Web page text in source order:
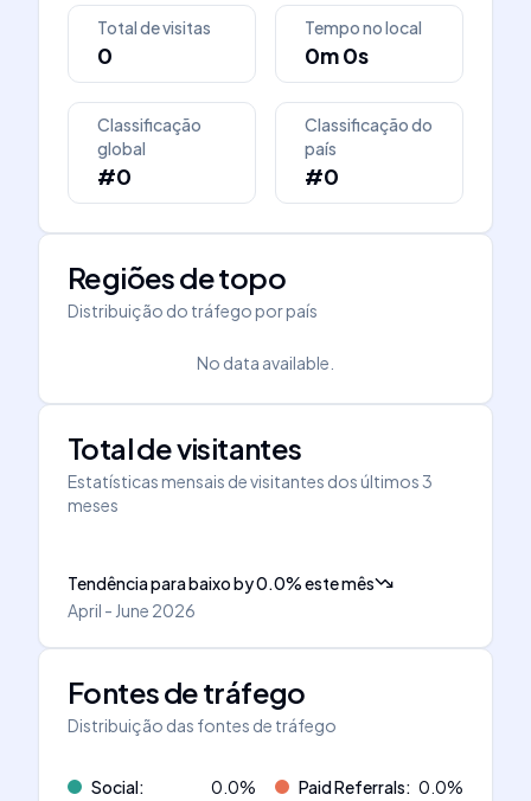
Total de visitas
0
Tempo no local
0m 0s
Classificação
global
#0
Classificação do
país
#0
Regiões de topo
Distribuição do tráfego por país
No data available.
Total de visitantes
Estatísticas mensais de visitantes dos últimos 3
meses
Tendência para baixoby0.0%este mês
April - June 2026
Fontes de tráfego
Distribuição das fontes de tráfego
Social: 0.0% Paid Referrals: 0.0%